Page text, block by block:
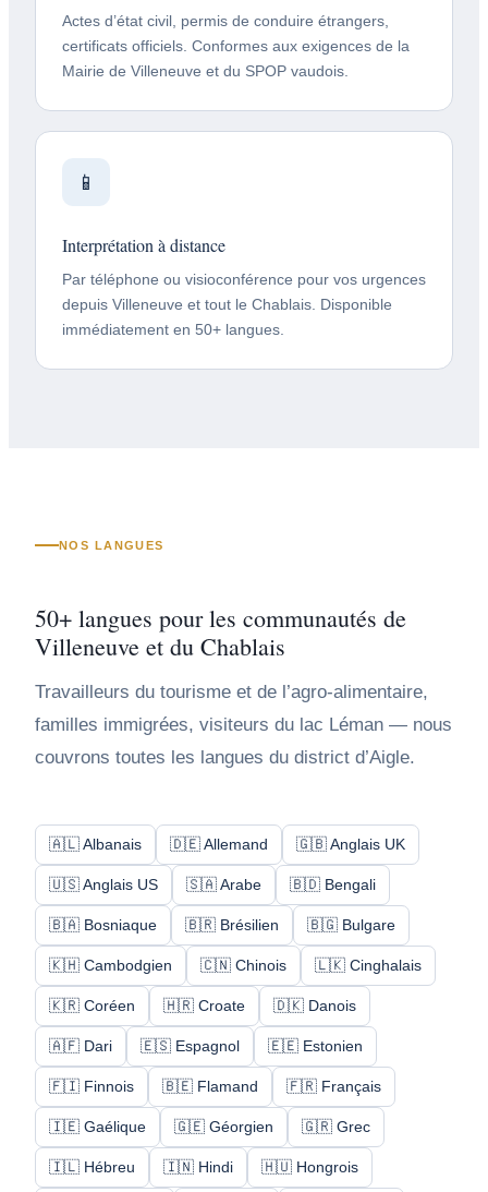
Actes d’état civil, permis de conduire étrangers,
certificats officiels. Conformes aux exigences de la
Mairie de Villeneuve et du SPOP vaudois.
📱
Interprétation à distance
Par téléphone ou visioconférence pour vos urgences
depuis Villeneuve et tout le Chablais. Disponible
immédiatement en 50+ langues.
NOS LANGUES
50+ langues pour les communautés de
Villeneuve et du Chablais
Travailleurs du tourisme et de l’agro-alimentaire,
familles immigrées, visiteurs du lac Léman — nous
couvrons toutes les langues du district d’Aigle.
🇦🇱 Albanais 🇩🇪 Allemand 🇬🇧 Anglais UK
🇺🇸 Anglais US 🇸🇦 Arabe 🇧🇩 Bengali
🇧🇦 Bosniaque 🇧🇷 Brésilien 🇧🇬 Bulgare
🇰🇭 Cambodgien 🇨🇳 Chinois 🇱🇰 Cinghalais
🇰🇷 Coréen 🇭🇷 Croate 🇩🇰 Danois
🇦🇫 Dari 🇪🇸 Espagnol 🇪🇪 Estonien
🇫🇮 Finnois 🇧🇪 Flamand 🇫🇷 Français
🇮🇪 Gaélique 🇬🇪 Géorgien 🇬🇷 Grec
🇮🇱 Hébreu 🇮🇳 Hindi 🇭🇺 Hongrois